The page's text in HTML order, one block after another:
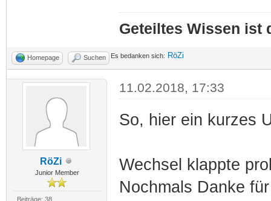
Geteiltes Wissen ist
Homepage Suchen Es bedanken sich: RöZi
RöZi
Junior Member
Beiträge: 38
11.02.2018, 17:33
So, hier ein kurzes
Wechsel klappte
Nochmals Danke